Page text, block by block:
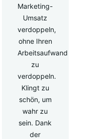
Marketing-
Umsatz
verdoppeln,
ohne Ihren
Arbeitsaufwand
zu
verdoppeln.
Klingt zu
schön, um
wahr zu
sein. Dank
der